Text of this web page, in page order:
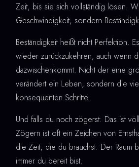
Zeit, bis sie sich vollständig lösen.
Geschwindigkeit, sondern
Beständigkeit heißt nicht Perfektion.
wieder zurückzukehren, auch wenn
dazwischenkommt. Nicht der eine
verändert ein Leben, sondern die
konsequenten Schritte.
Und falls du noch zögerst: Das ist
Zögern ist oft ein Zeichen von
die Zeit, die du brauchst. Der Raum
immer du bereit bist.